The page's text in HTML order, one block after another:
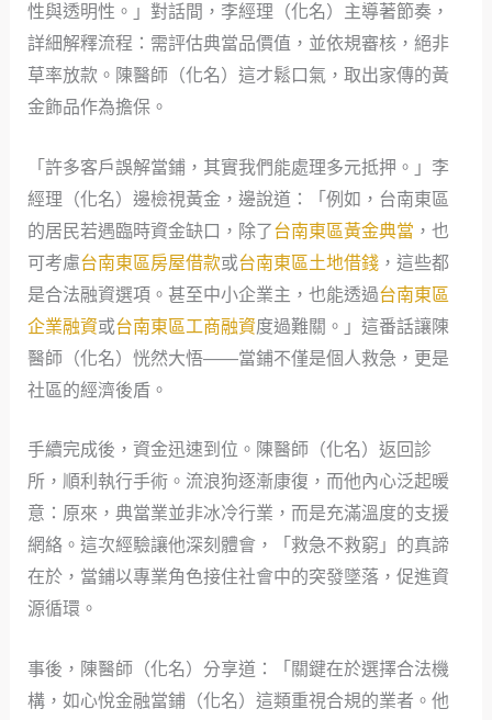
性與透明性。」對話間，李經理（化名）主導著節奏，
詳細解釋流程：需評估典當品價值，並依規審核，絕非
草率放款。陳醫師（化名）這才鬆口氣，取出家傳的黃
金飾品作為擔保。
「許多客戶誤解當鋪，其實我們能處理多元抵押。」李
經理（化名）邊檢視黃金，邊說道：「例如，台南東區
的居民若遇臨時資金缺口，除了台南東區黃金典當 ，也
可考慮台南東區房屋借款或台南東區土地借錢，這些都
是合法融資選項。甚至中小企業主，也能透過台南東區
企業融資或台南東區工商融資度過難關。」這番話讓陳
醫師（化名）恍然大悟——當鋪不僅是個人救急，更是
社區的經濟後盾。
手續完成後，資金迅速到位。陳醫師（化名）返回診
所，順利執行手術。流浪狗逐漸康復，而他內心泛起暖
意：原來，典當業並非冰冷行業，而是充滿溫度的支援
網絡。這次經驗讓他深刻體會，「救急不救窮」的真諦
在於，當鋪以專業角色接住社會中的突發墜落，促進資
源循環。
事後，陳醫師（化名）分享道：「關鍵在於選擇合法機
構，如心悅金融當鋪（化名）這類重視合規的業者。他